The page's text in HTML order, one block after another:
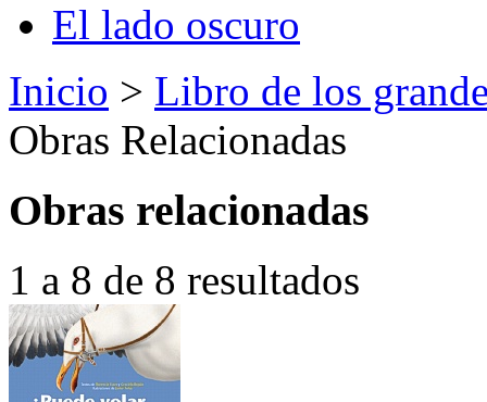
El lado oscuro
Inicio > Libro de los
Obras Relacionadas
Obras relacionadas
1 a 8 de 8 resultados